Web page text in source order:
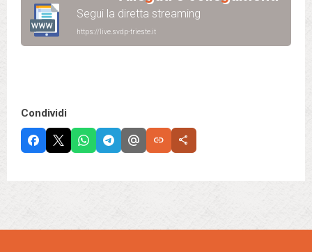
Segui la diretta streaming
https://live.svdp-trieste.it
Condividi
link share